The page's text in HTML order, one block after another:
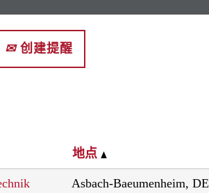
创建提醒
地点
Asbach-Baeumenheim, DE